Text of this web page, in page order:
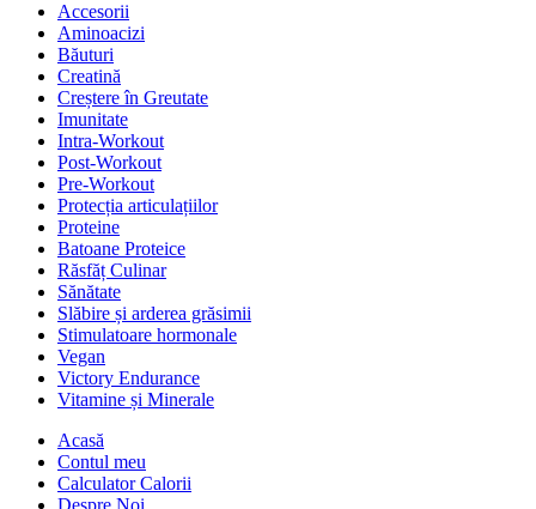
Accesorii
Aminoacizi
Băuturi
Creatină
Creștere în Greutate
Imunitate
Intra-Workout
Post-Workout
Pre-Workout
Protecția articulațiilor
Proteine
Batoane Proteice
Răsfăț Culinar
Sănătate
Slăbire și arderea grăsimii
Stimulatoare hormonale
Vegan
Victory Endurance
Vitamine și Minerale
Acasă
Contul meu
Calculator Calorii